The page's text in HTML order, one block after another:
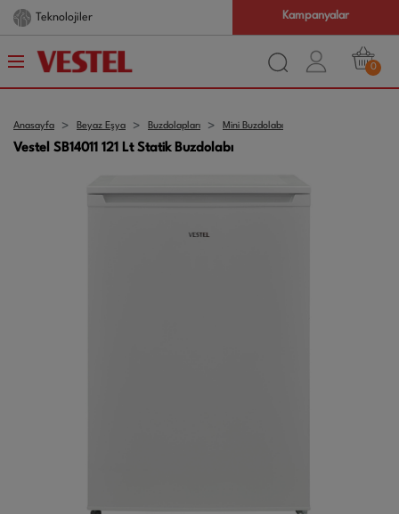
Teknolojiler Kampanyalar
0
Anasayfa Beyaz Eşya Buzdolapları Mini Buzdolabı
Vestel SB14011 121 Lt Statik Buzdolabı